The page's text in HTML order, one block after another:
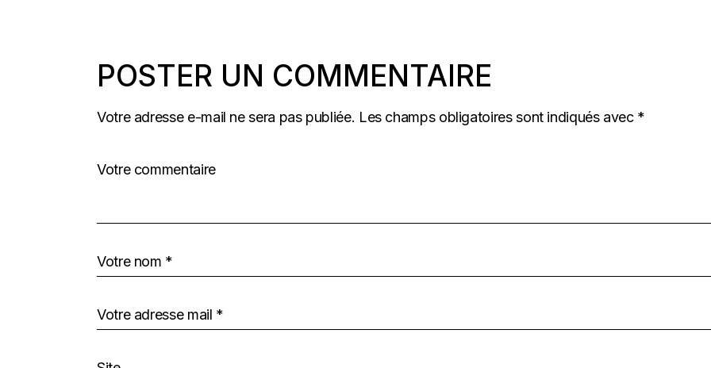
POSTER UN COMMENTAIRE
Votre adresse e-mail ne sera pas publiée. Les champs obligatoires sont indiqués avec *